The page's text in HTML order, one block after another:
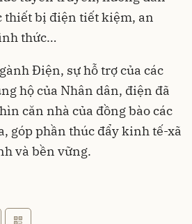
thiết bị điện tiết kiệm, an
thức…
Điện, sự hỗ trợ của các
hộ của Nhân dân, điện đã
căn nhà của đồng bào các
góp phần thúc đẩy kinh tế-xã
và bền vững.